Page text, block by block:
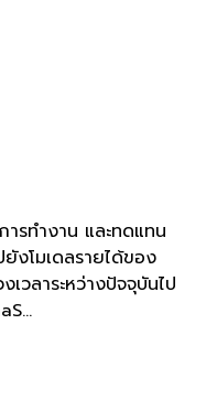
รทำงาน และทดแทน
งโมเดลรายได้ของ
ลาระหว่างปัจจุบันไป